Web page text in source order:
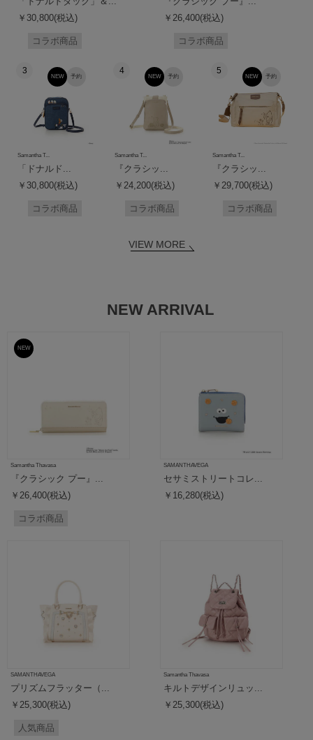
￥30,800(税込)
コラボ商品
￥26,400(税込)
コラボ商品
3
予約
NEW
Samantha T...
「ドナルド...
￥30,800(税込)
コラボ商品
4
予約
NEW
Samantha T...
『クラシッ...
￥24,200(税込)
コラボ商品
5
予約
NEW
Samantha T...
『クラシッ...
￥29,700(税込)
コラボ商品
VIEW MORE
NEW ARRIVAL
予約
NEW
Samantha Thavasa
『クラシック プー』...
￥26,400(税込)
コラボ商品
SAMANTHAVEGA
セサミストリートコレ...
￥16,280(税込)
SAMANTHAVEGA
プリズムフラッター（...
￥25,300(税込)
人気商品
Samantha Thavasa
キルトデザインリュッ...
￥25,300(税込)